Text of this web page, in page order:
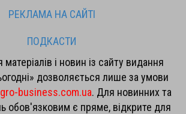
РЕКЛАМА НА САЙТІ
ПОДКАСТИ
і новин із сайту видання
дозволяється лише за умови
business.com.ua. Для новинних та
обов'язковим є пряме, відкрите для